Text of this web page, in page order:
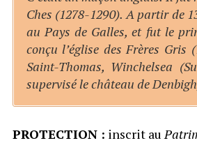
Ches (1278-1290). A partir de
au Pays de Galles, et fut le
conçu l’église des Frères
Saint-Thomas, Winchelsea
supervisé le château de
PROTECTION : inscrit au